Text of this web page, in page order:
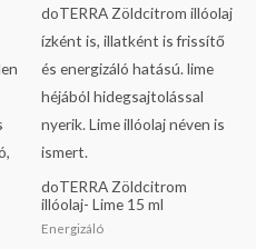
doTERRA Zöldcitrom
illóolaj- Lime 15 ml
Energizáló